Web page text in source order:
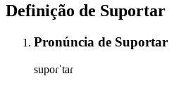
Definição de Suportar
Pronúncia de Suportar
supoɾˈtaɾ